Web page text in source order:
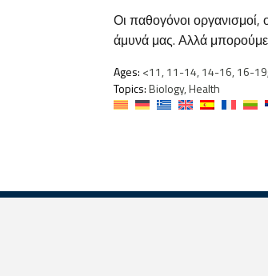
Οι παθογόνοι οργανισμοί,
άμυνά μας. Αλλά μπορούμε
Ages: <11, 11-14, 14-16, 16-19;
Topics:Biology, Health